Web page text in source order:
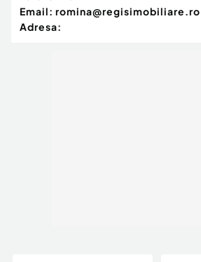
Email: romina@regisimobiliare.ro
Adresa: